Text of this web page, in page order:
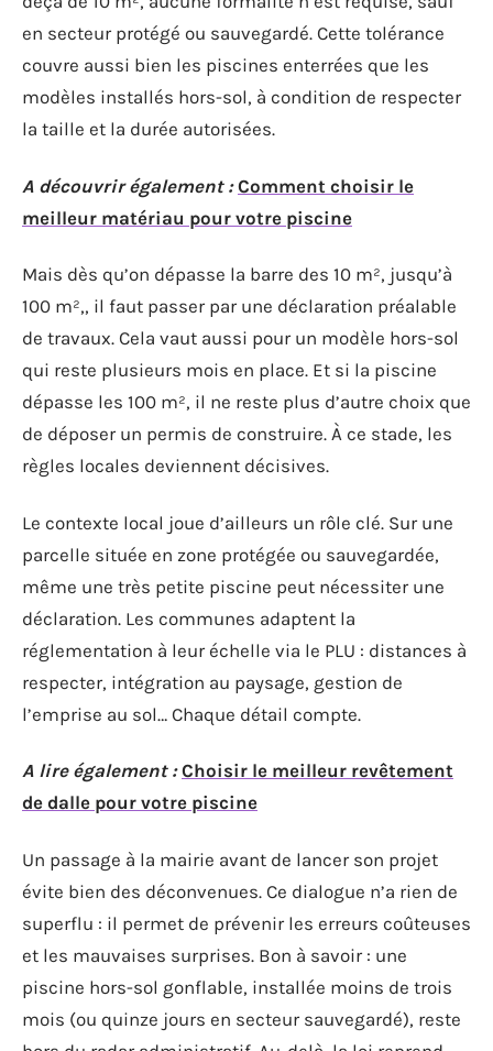
en secteur protégé ou sauvegardé. Cette tolérance
couvre aussi bien les piscines enterrées que les
modèles installés hors-sol, à condition de respecter
la taille et la durée autorisées.
A découvrir également : Comment choisir le
meilleur matériau pour votre piscine
Mais dès qu’on dépasse la barre des 10 m², jusqu’à
100 m²,, il faut passer par une déclaration préalable
de travaux. Cela vaut aussi pour un modèle hors-sol
qui reste plusieurs mois en place. Et si la piscine
dépasse les 100 m², il ne reste plus d’autre choix que
de déposer un permis de construire. À ce stade, les
règles locales deviennent décisives.
Le contexte local joue d’ailleurs un rôle clé. Sur une
parcelle située en zone protégée ou sauvegardée,
même une très petite piscine peut nécessiter une
déclaration. Les communes adaptent la
réglementation à leur échelle via le PLU : distances à
respecter, intégration au paysage, gestion de
l’emprise au sol… Chaque détail compte.
A lire également : Choisir le meilleur revêtement
de dalle pour votre piscine
Un passage à la mairie avant de lancer son projet
évite bien des déconvenues. Ce dialogue n’a rien de
superflu : il permet de prévenir les erreurs coûteuses
et les mauvaises surprises. Bon à savoir : une
piscine hors-sol gonflable, installée moins de trois
mois (ou quinze jours en secteur sauvegardé), reste